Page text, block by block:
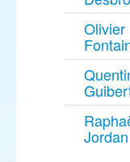
Olivier
Jordan